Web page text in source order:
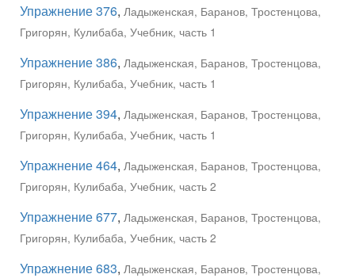
Упражнение 376, Ладыженская, Баранов, Тростенцова,
Григорян, Кулибаба, Учебник, часть 1
Упражнение 386, Ладыженская, Баранов, Тростенцова,
Григорян, Кулибаба, Учебник, часть 1
Упражнение 394, Ладыженская, Баранов, Тростенцова,
Григорян, Кулибаба, Учебник, часть 1
Упражнение 464, Ладыженская, Баранов, Тростенцова,
Григорян, Кулибаба, Учебник, часть 2
Упражнение 677, Ладыженская, Баранов, Тростенцова,
Григорян, Кулибаба, Учебник, часть 2
Упражнение 683, Ладыженская, Баранов, Тростенцова,